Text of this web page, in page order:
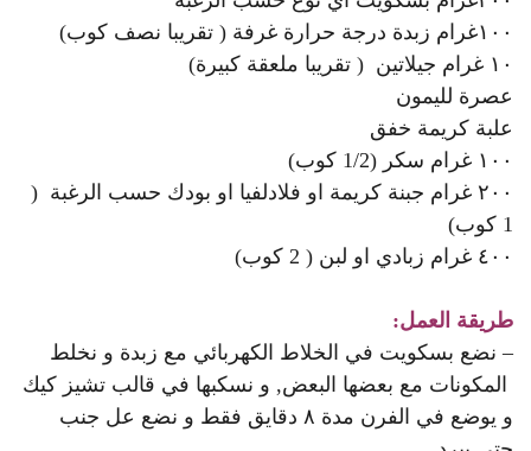
١٠٠غرام زبدة درجة حرارة غرفة ( تقريبا نصف كوب)
١٠ غرام جيلاتين ( تقريبا ملعقة كبيرة)
عصرة لليمون
علبة كريمة خفق
١٠٠ غرام سكر (1/2 كوب)
٢٠٠ غرام جبنة كريمة او فلادلفيا او بودك حسب الرغبة (
1 كوب)
٤٠٠ غرام زبادي او لبن ( 2 كوب)
طريقة العمل:
– نضع بسكويت في الخلاط الكهربائي مع زبدة و نخلط
المكونات مع بعضها البعض, و نسكبها في قالب تشيز كيك
و يوضع في الفرن مدة ٨ دقايق فقط و نضع عل جنب